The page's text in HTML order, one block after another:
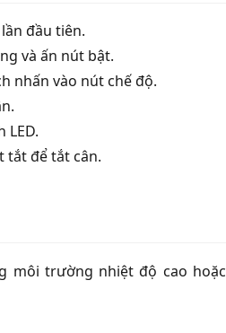
đầu tiên.
và ấn nút bật.
nhấn vào nút chế độ.
LED.
tắt để tắt cân.
môi trường nhiệt độ cao hoặc